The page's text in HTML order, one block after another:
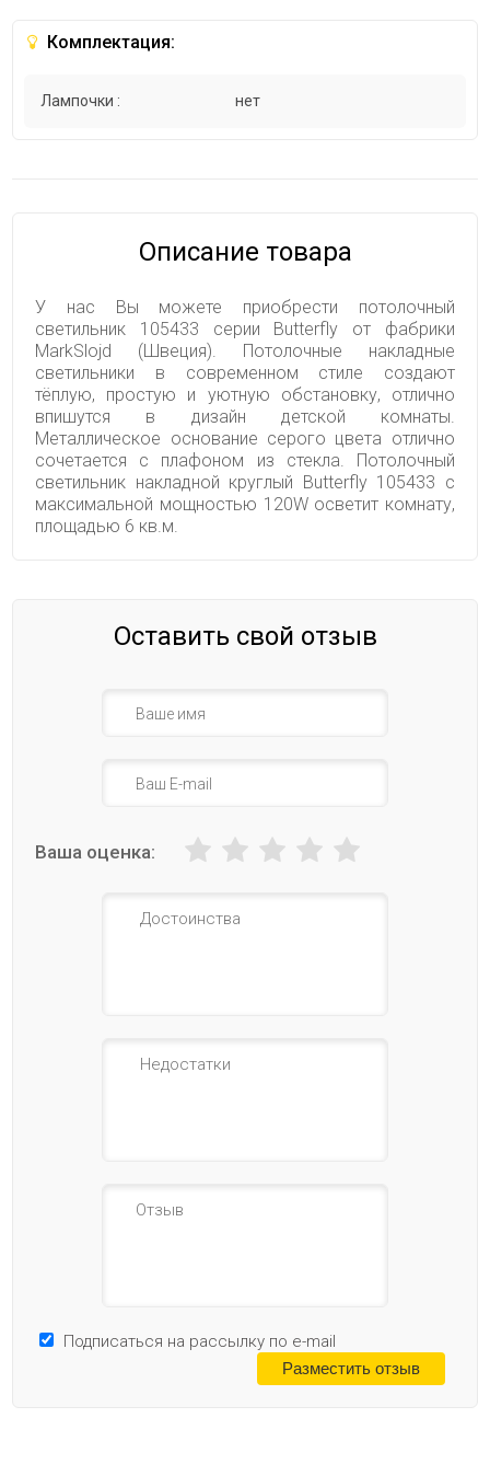
Комплектация:
Лампочки : нет
Описание товара
У нас Вы можете приобрести потолочный
светильник 105433 серии Butterfly от фабрики
MarkSlojd (Швеция). Потолочные накладные
светильники в современном стиле создают
тёплую, простую и уютную обстановку, отлично
впишутся в дизайн детской комнаты.
Металлическое основание серого цвета отлично
сочетается с плафоном из стекла. Потолочный
светильник накладной круглый Butterfly 105433 с
максимальной мощностью 120W осветит комнату,
площадью 6 кв.м.
Оставить свой отзыв
Ваша оценка:
Подписаться на рассылку по e-mail